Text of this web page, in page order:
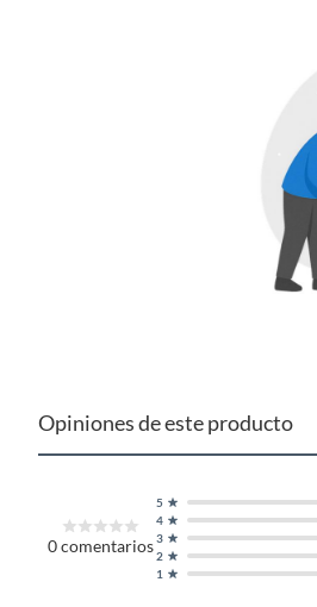
Opiniones de este producto
0comentarios
1
2
3
4
5